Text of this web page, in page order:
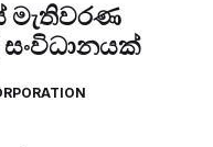
මැතිවරණ